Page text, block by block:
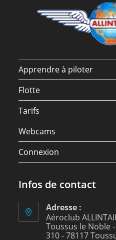
Apprendre à piloter
Flotte
Tarifs
Webcams
Connexion
Infos de contact
Adresse :
Aéroclub
Toussus le Noble
310 - 78117